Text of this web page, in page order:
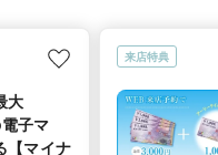
大
子マ
【マイナ
来店特典